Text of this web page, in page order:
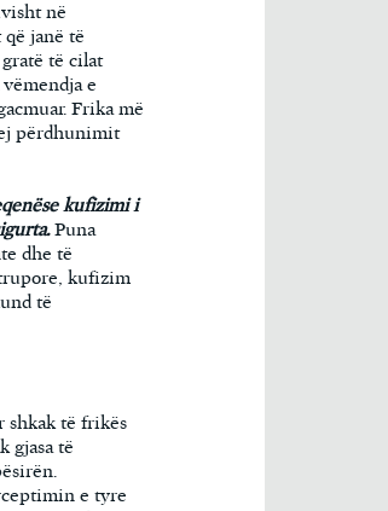
në
janë të
të cilat
e
Frika më
përdhunimit
kufizimi i
Puna
dhe të
kufizim
të
shkak të frikës
gjasa të
e tyre